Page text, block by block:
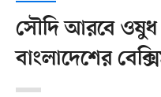
সৌদি আরবে ওষুধ
বাংলাদেশের